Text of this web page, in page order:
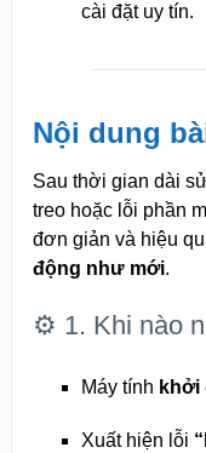
cài đặt uy tín.
Nội dung
Sau thời gian dài
treo hoặc lỗi phần
đơn giản và hiệu
động như mới.
⚙️ 1. Khi nào
Máy tính khởi
Xuất hiện lỗi